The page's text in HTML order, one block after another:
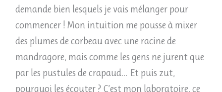
demande bien lesquels je vais mélanger pour
commencer ! Mon intuition me pousse à mixer
des plumes de corbeau avec une racine de
mandragore, mais comme les gens ne jurent que
par les pustules de crapaud… Et puis zut,
pourquoi les écouter ? C’est mon laboratoire, ce